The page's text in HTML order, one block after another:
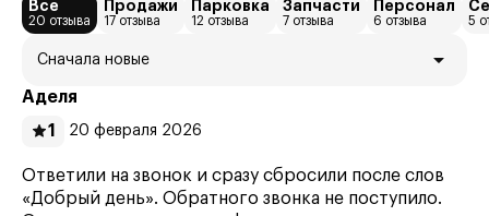
Все
20 отзыва
Продажи
17 отзыва
Парковка
12 отзыва
Запчасти
7 отзыва
Персонал
6 отзыва 5
Сначала новые
Аделя
1
20 февраля 2026
Ответили на звонок и сразу сбросили после слов
«Добрый день». Обратного звонка не поступило.